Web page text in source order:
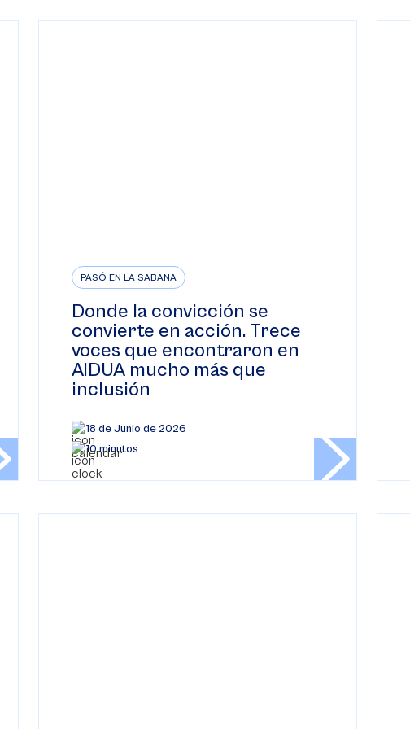
PASÓ EN LA SABANA
Donde la convicción se
convierte en acción. Trece
voces que encontraron en
AIDUA mucho más que
inclusión
18 de Junio de 2026
10 minutos